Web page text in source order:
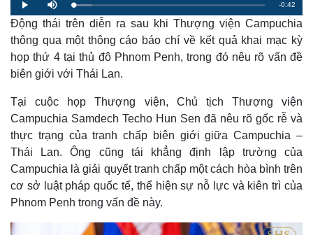
P
l
a
y
M
u
t
e
L
o
a
d
e
d
9
.
7
1
R
e
g
-0:42
Động thái trên diễn ra sau khi Thượng viện Campuchia
thông qua một thông cáo báo chí về kết quả khai mạc kỳ
họp thứ 4 tại thủ đô Phnom Penh, trong đó nêu rõ vấn đề
biên giới với Thái Lan.
Tại cuộc họp Thượng viện, Chủ tịch Thượng viện
Campuchia Samdech Techo Hun Sen đã nêu rõ gốc rễ và
thực trạng của tranh chấp biên giới giữa Campuchia –
Thái Lan. Ông cũng tái khẳng định lập trường của
Campuchia là giải quyết tranh chấp một cách hòa bình trên
cơ sở luật pháp quốc tế, thể hiện sự nỗ lực và kiên trì của
Phnom Penh trong vấn đề này.